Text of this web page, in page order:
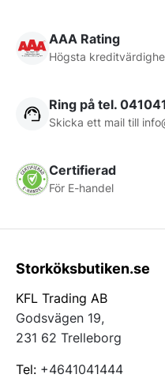
AAA Rating
Högsta
Ring på tel.
Skicka ett mail till
Certifierad
För E-handel
Storköksbutiken.se
KFL Trading AB
Godsvägen 19,
231 62 Trelleborg
Tel: +4641041444